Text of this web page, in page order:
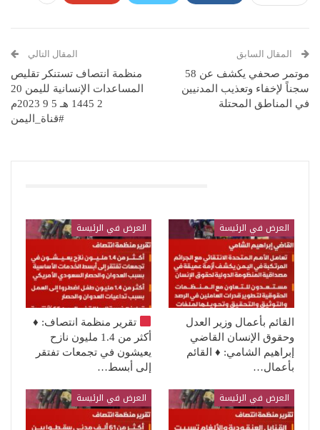
المقال السابق
موتمر صحفي يكشف عن 58
سجناً لإخفاء وتعذيب المدنيين
في المناطق المحتلة
المقال التالي
منظمة انتصاف تستنكر تقليص
المساعدات الإنسانية لليمن 20
2 1445 هـ 5 9 2023م
#قناة_اليمن
العرض في الرئيسة
القائم بأعمال وزير العدل
وحقوق الإنسان القاضي
إبراهيم الشامي: ♦️ القائم
بأعمال…
العرض في الرئيسة
تقرير منظمة انتصاف: ♦️
أكثر من 1.4 مليون نازح
يعيشون في تجمعات تفتقر
إلى أبسط…
العرض في الرئيسة العرض في الرئيسة